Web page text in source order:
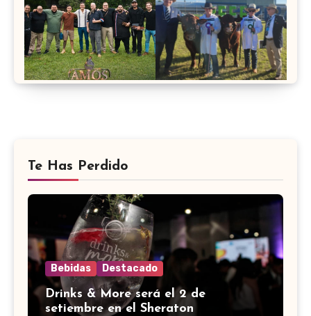
Te Has Perdido
Bebidas Destacado
Drinks & More será el 2 de
setiembre en el Sheraton